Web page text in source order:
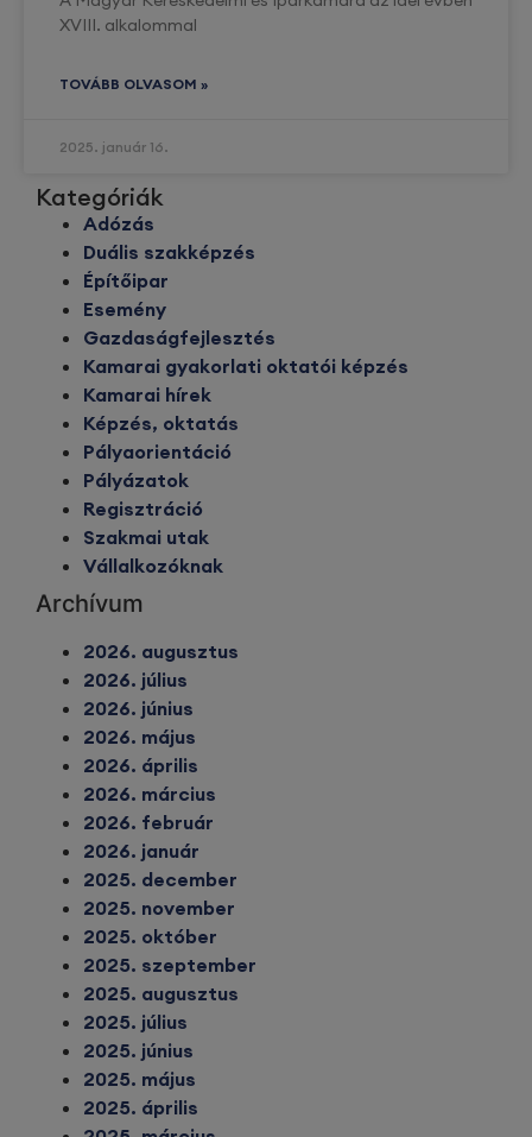
XVIII. alkalommal
TOVÁBB OLVASOM »
2025. január 16.
Kategóriák
Adózás
Duális szakképzés
Építőipar
Esemény
Gazdaságfejlesztés
Kamarai gyakorlati oktatói képzés
Kamarai hírek
Képzés, oktatás
Pályaorientáció
Pályázatok
Regisztráció
Szakmai utak
Vállalkozóknak
Archívum
2026. augusztus
2026. július
2026. június
2026. május
2026. április
2026. március
2026. február
2026. január
2025. december
2025. november
2025. október
2025. szeptember
2025. augusztus
2025. július
2025. június
2025. május
2025. április